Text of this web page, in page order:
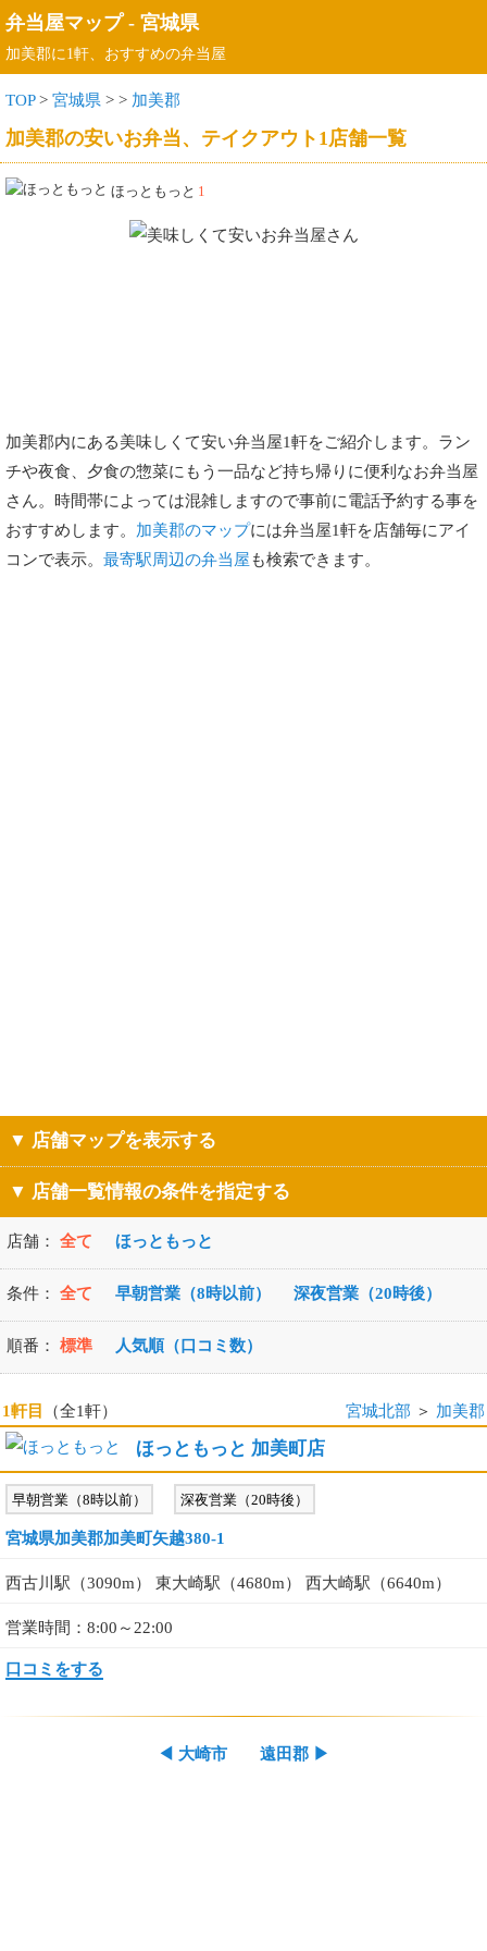
弁当屋マップ- 宮城県
加美郡に1軒、おすすめの弁当屋
TOP> 宮城県 > > 加美郡
加美郡の安いお弁当、テイクアウト1店舗一覧
ほっともっと 1
加美郡内にある美味しくて安い弁当屋1軒をご紹介します。ラン
チや夜食、夕食の惣菜にもう一品など持ち帰りに便利なお弁当屋
さん。時間帯によっては混雑しますので事前に電話予約する事を
おすすめします。 加美郡のマップには弁当屋1軒を店舗毎にアイ
コンで表示。 最寄駅周辺の弁当屋 も検索できます。
▼ 店舗マップを表示する
▼ 店舗一覧情報の条件を指定する
店舗： 全て ほっともっと
条件： 全て 早朝営業（8時以前） 深夜営業（20時後）
順番： 標準 人気順（口コミ数）
1軒目 （全1軒） 宮城北部 ＞ 加美郡
ほっともっと 加美町店
早朝営業（8時以前） 深夜営業（20時後）
宮城県加美郡加美町矢越380-1
西古川駅（3090m） 東大崎駅（4680m） 西大崎駅（6640m）
営業時間：8:00～22:00
口コミをする
◀ 大崎市 遠田郡 ▶